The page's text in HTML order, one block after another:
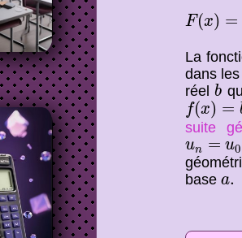
F(x) =
F(x )=
La
dans
réelb
b
f(x) =
f(x)=ba
suite
un = u0
un=u 0×
base a.
a